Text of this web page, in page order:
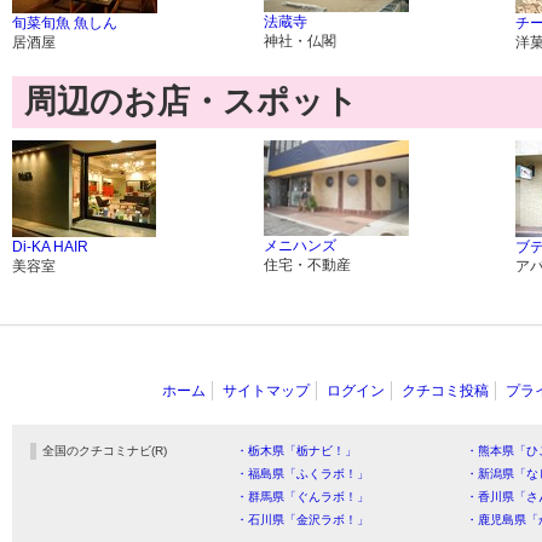
旬菜旬魚 魚しん
居酒屋
法蔵寺
神社・仏閣
チ
洋
周辺のお店・スポット
Di-KA HAIR
美容室
メニハンズ
住宅・不動産
ブ
ア
ホーム サイトマップ ログイン クチコミ投稿 プラ
全国のクチコミナビ(R) ・栃木県「栃ナビ！」
・熊本県「
・福島県「ふくラボ！」
・新潟県「
・群馬県「ぐんラボ！」
・香川県「
・石川県「金沢ラボ！」
・鹿児島県